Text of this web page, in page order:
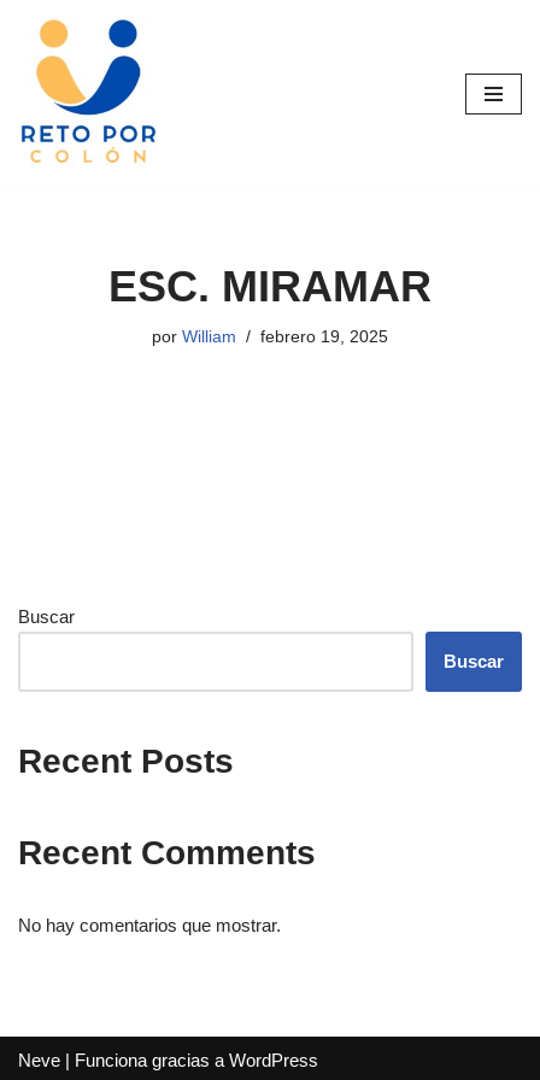
Saltar
contenido
ESC. MIRAMAR
por William febrero 19, 2025
Buscar
Buscar
Recent Posts
Recent Comments
No hay comentarios que mostrar.
Neve | Funciona gracias a WordPress